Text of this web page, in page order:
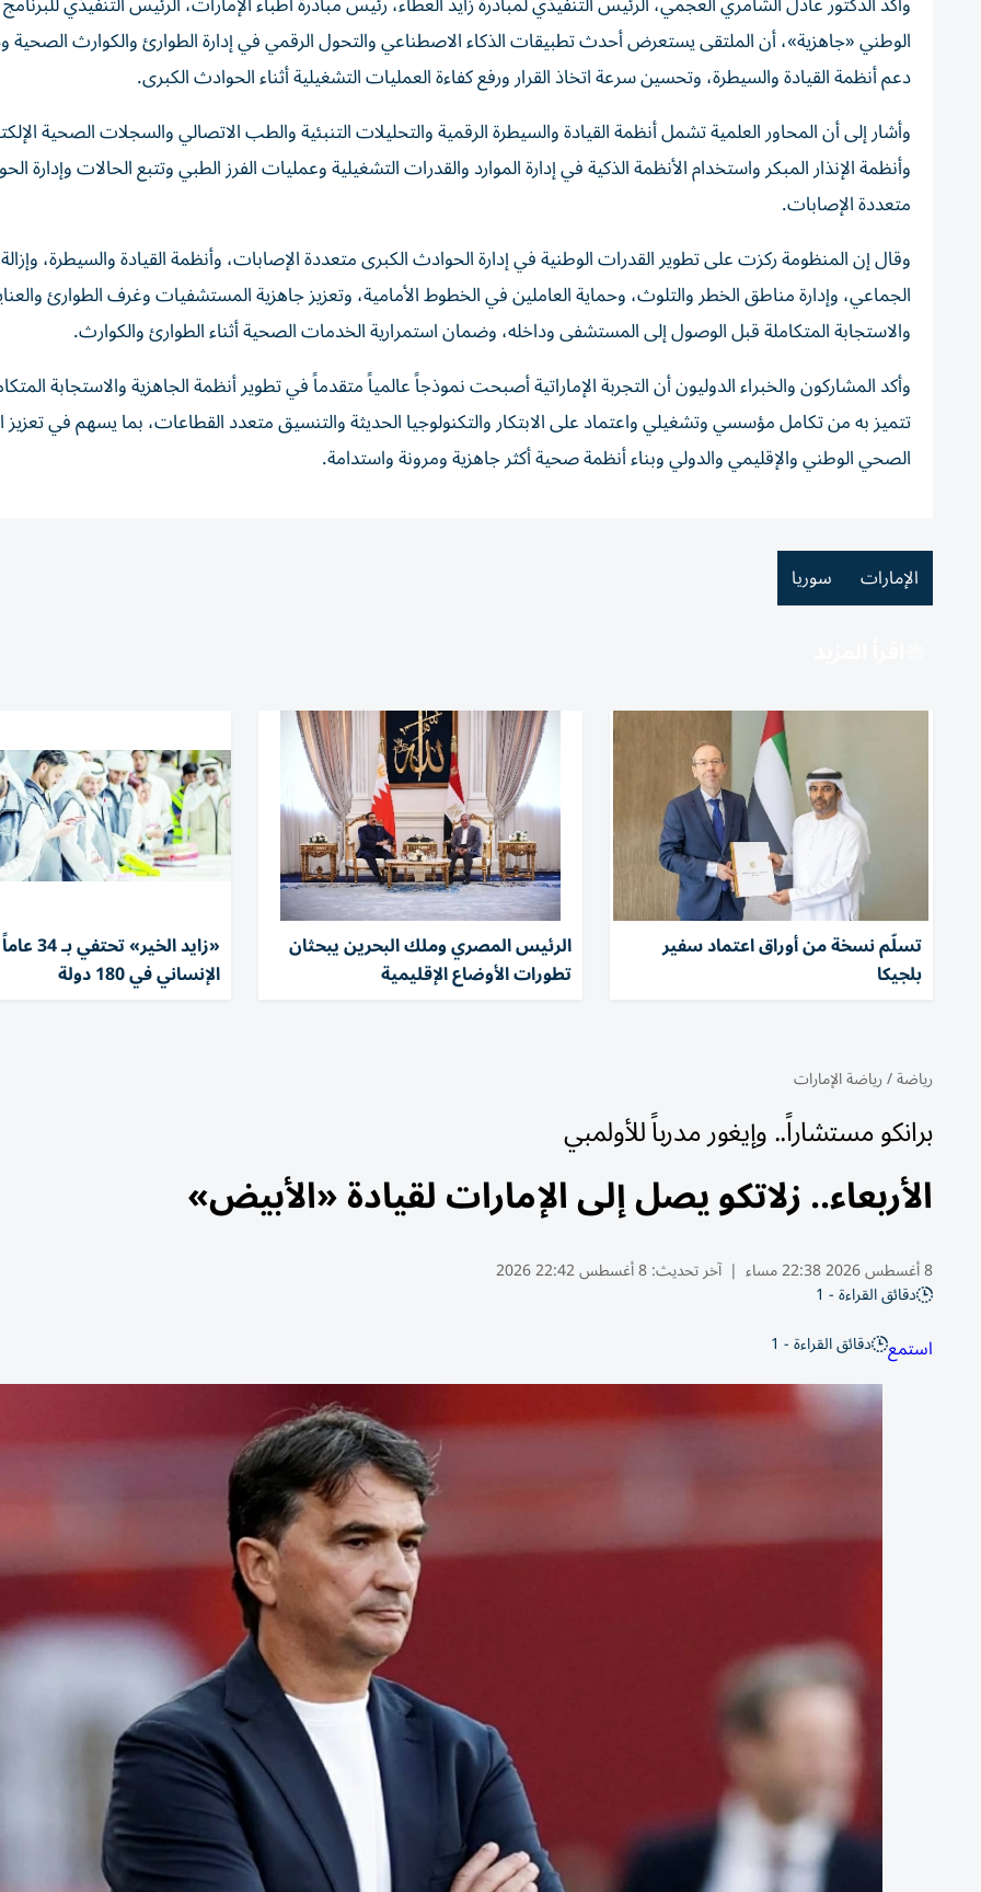
الوطني «جاهزية»، أن الملتقى يستعرض أحدث تطبيقات الذكاء الاصطناعي والتحول الرقمي في إدارة الطوارئ والكوارث الصحية
دعم أنظمة القيادة والسيطرة، وتحسين سرعة اتخاذ القرار ورفع كفاءة العمليات التشغيلية أثناء الحوادث الكبرى.
وأشار إلى أن المحاور العلمية تشمل أنظمة القيادة والسيطرة الرقمية والتحليلات التنبئية والطب الاتصالي والسجلات الصحية
وأنظمة الإنذار المبكر واستخدام الأنظمة الذكية في إدارة الموارد والقدرات التشغيلية وعمليات الفرز الطبي وتتبع الحالات وإدارة
متعددة الإصابات.
وقال إن المنظومة ركزت على تطوير القدرات الوطنية في إدارة الحوادث الكبرى متعددة الإصابات، وأنظمة القيادة والسيطرة،
الجماعي، وإدارة مناطق الخطر والتلوث، وحماية العاملين في الخطوط الأمامية، وتعزيز جاهزية المستشفيات وغرف الطوارئ
والاستجابة المتكاملة قبل الوصول إلى المستشفى وداخله، وضمان استمرارية الخدمات الصحية أثناء الطوارئ والكوارث.
وأكد المشاركون والخبراء الدوليون أن التجربة الإماراتية أصبحت نموذجاً عالمياً متقدماً في تطوير أنظمة الجاهزية والاستجابة
تتميز به من تكامل مؤسسي وتشغيلي واعتماد على الابتكار والتكنولوجيا الحديثة والتنسيق متعدد القطاعات، بما يسهم في تعزيز
الصحي الوطني والإقليمي والدولي وبناء أنظمة صحية أكثر جاهزية ومرونة واستدامة.
الإمارات سوريا
تسلّم نسخة من أوراق اعتماد سفير
بلجيكا
الرئيس المصري وملك البحرين يبحثان
تطورات الأوضاع الإقليمية
«زايد
الإنساني في 180 دولة
رياضة/رياضة الإمارات
برانكو مستشاراً.. وإيغور مدرباً للأولمبي
الأربعاء.. زلاتكو يصل إلى الإمارات لقيادة «الأبيض»
8 أغسطس 2026 22:38 مساء | آخر تحديث:8 أغسطس 22:42 2026
دقائق القراءة - 1
استمع دقائق القراءة - 1